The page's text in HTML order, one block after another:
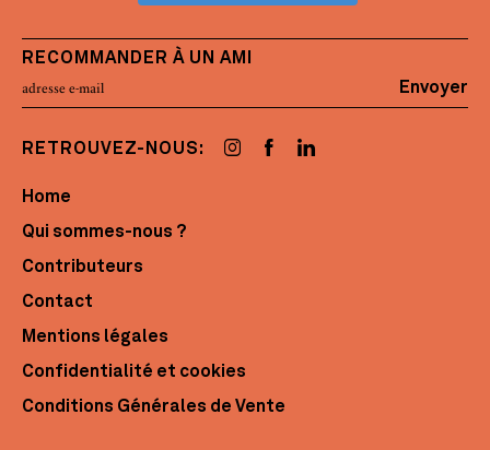
RECOMMANDER À UN AMI
Envoyer
RETROUVEZ-NOUS:
Home
Qui sommes-nous ?
Contributeurs
Contact
Mentions légales
Confidentialité et cookies
Conditions Générales de Vente